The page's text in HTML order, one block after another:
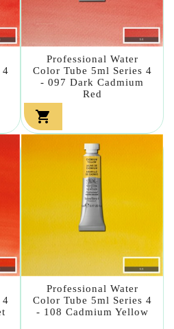
4
Professional Water
Color Tube 5ml Series 4
- 097 Dark Cadmium
Red

4
Professional Water
Color Tube 5ml Series 4
- 108 Cadmium Yellow